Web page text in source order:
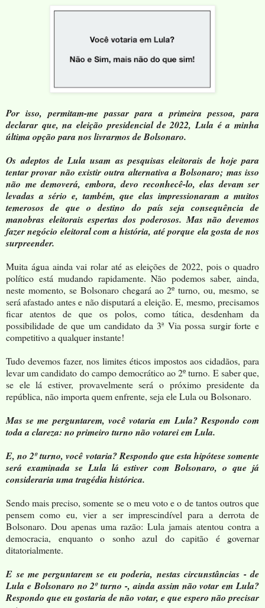
Por isso, permitam-me passar para a primeira pessoa, para
declarar que, na eleição presidencial de 2022, Lula é a minha
última opção para nos livrarmos de Bolsonaro.
Os adeptos de Lula usam as pesquisas eleitorais de hoje para
tentar provar não existir outra alternativa a Bolsonaro; mas isso
não me demoverá, embora, devo reconhecê-lo, elas devam ser
levadas a sério e, também, que elas impressionaram a muitos
temerosos de que o destino do país seja consequência de
manobras eleitorais espertas dos poderosos. Mas não devemos
fazer negócio eleitoral com a história, até porque ela gosta de nos
surpreender.
Muita água ainda vai rolar até as eleições de 2022, pois o quadro
político está mudando rapidamente. Não podemos saber, ainda,
neste momento, se Bolsonaro chegará ao 2º turno, ou, mesmo, se
será afastado antes e não disputará a eleição. E, mesmo, precisamos
ficar atentos de que os polos, como tática, desdenham da
possibilidade de que um candidato da 3ª Via possa surgir forte e
competitivo a qualquer instante!
Tudo devemos fazer, nos limites éticos impostos aos cidadãos, para
levar um candidato do campo democrático ao 2º turno. E saber que,
se ele lá estiver, provavelmente será o próximo presidente da
república, não importa quem enfrente, seja ele Lula ou Bolsonaro.
Mas se me perguntarem, você votaria em Lula? Respondo com
toda a clareza: no primeiro turno não votarei em Lula.
E, no 2º turno, você votaria? Respondo que esta hipótese somente
será examinada se Lula lá estiver com Bolsonaro, o que já
consideraria uma tragédia histórica.
Sendo mais preciso, somente se o meu voto e o de tantos outros que
pensem como eu, vier a ser imprescindível para a derrota de
Bolsonaro. Dou apenas uma razão: Lula jamais atentou contra a
democracia, enquanto o sonho azul do capitão é governar
ditatorialmente.
E se me perguntarem se eu poderia, nestas circunstâncias - de
Lula e Bolsonaro no 2º turno -, ainda assim não votar em Lula?
Respondo que eu gostaria de não votar, e que espero não precisar